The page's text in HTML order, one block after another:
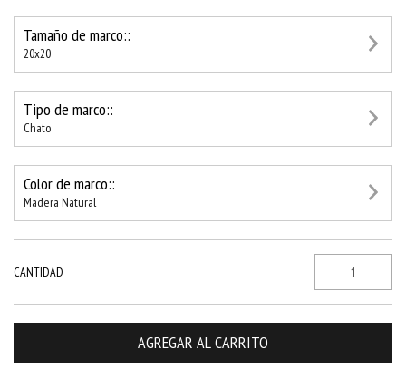
Tamaño de marco::
20x20
Tipo de marco::
Chato
Color de marco::
Madera Natural
CANTIDAD